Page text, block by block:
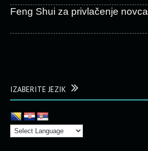
Feng Shui za privlačenje novca
IZABERITE JEZIK